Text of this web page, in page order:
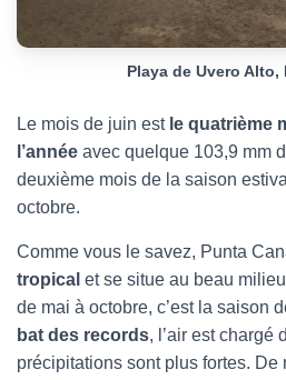
Playa de Uvero Alto,
Le mois de juin estle quatrième
l’année avec quelque 103,9 mm
deuxième mois de la saison
octobre.
Comme vous le savez, Punta
tropical et se situe au beau
de mai à octobre, c’est la saison
bat des records, l’air est chargé
précipitations sont plus fortes. De